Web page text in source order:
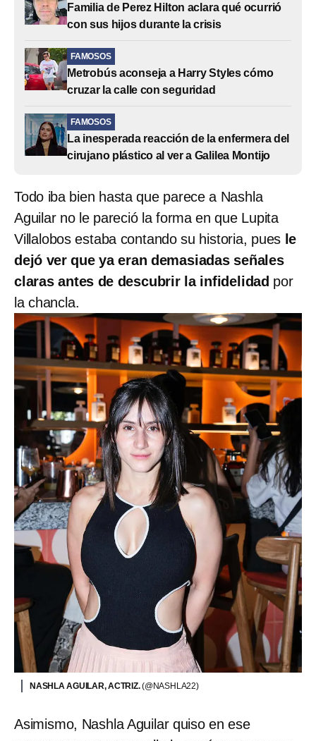
Familia de Perez Hilton aclara qué ocurrió
con sus hijos durante la crisis
FAMOSOS
Metrobús aconseja a Harry Styles cómo
cruzar la calle con seguridad
FAMOSOS
La inesperada reacción de la enfermera del
cirujano plástico al ver a Galilea Montijo
Todo iba bien hasta que parece a Nashla
Aguilar no le pareció la forma en que Lupita
Villalobos estaba contando su historia, pues le
dejó ver que ya eran demasiadas señales
claras antes de descubrir la infidelidad por
la chancla.
NASHLA AGUILAR, ACTRIZ.(@NASHLA22)
Asimismo, Nashla Aguilar quiso en ese